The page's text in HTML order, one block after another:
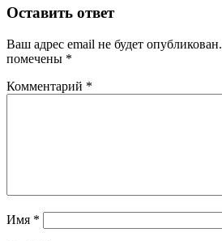
Оставить ответ
Ваш адрес email не будет опубликован.
помечены *
Комментарий *
Имя *